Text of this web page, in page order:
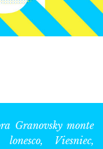
Granovsky monte
lonesco, Viesniec,